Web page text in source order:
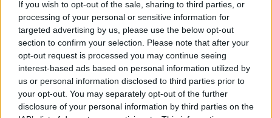
If you wish to opt-out of the sale, sharing to third parties, or
processing of your personal or sensitive information for
targeted advertising by us, please use the below opt-out
section to confirm your selection. Please note that after your
opt-out request is processed you may continue seeing
interest-based ads based on personal information utilized by
us or personal information disclosed to third parties prior to
your opt-out. You may separately opt-out of the further
disclosure of your personal information by third parties on the
propice à l’introspection et à la clarification de vos
désirs profonds. Faites preuve de prudence face à
des impulsions, et privilégiez la réflexion avant d’agir.
La patience et la confiance en votre intuition vous
guideront vers des découvertes enrichissantes.
Sagittaire